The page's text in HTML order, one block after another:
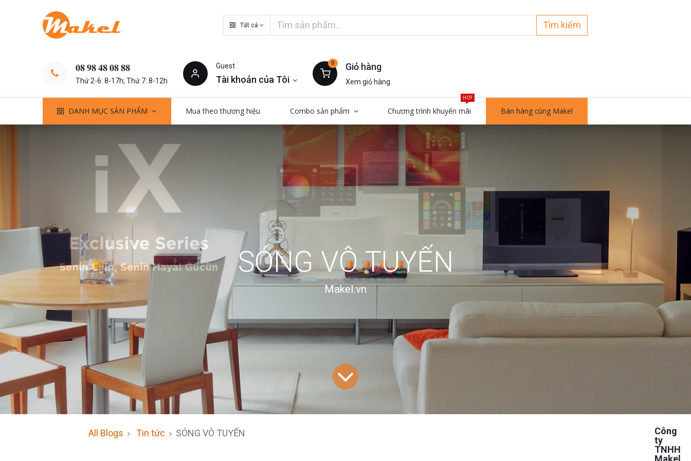
Tất cả Tìm kiếm
𝟎𝟖 𝟗𝟖 𝟒𝟖 𝟎𝟖 𝟖𝟖
Thứ 2-6: 8-17h; Thứ 7: 8-12h
Guest
Tài khoản của Tôi
0 Giỏ hàng
Xem giỏ hàng
DANH MỤC SẢN PHẨM Mua theo thương hiệu Combo sản phẩm Chương trình khuyến mãi
HOT
Bán hàng cùng Makel
SÓNG VÔ TUYẾN
Makel.vn
All Blogs Tin tức SÓNG VÔ TUYẾN
Công
ty
TNHH
Makel